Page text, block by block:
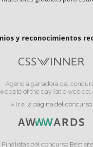
y reconocimientos
Agencia ganadora del
website of the day (sitio web del
» Ir a la página del concurso
Finalistas del concurso Best